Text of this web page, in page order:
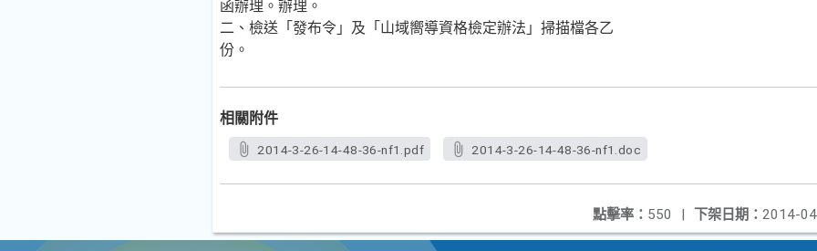
函辦理。辦理。
二、檢送「發布令」及「山域嚮導資格檢定辦法」掃描檔各乙
份。
相關附件
2014-3-26-14-48-36-nf1.pdf 2014-3-26-14-48-36-nf1.doc
下架日期： 2014-
點擊率： 550 |